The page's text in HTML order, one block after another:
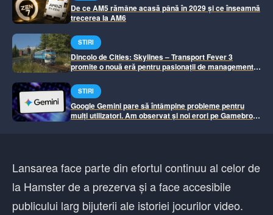
De ce AM5 rămâne acasă până în 2029 și ce înseamnă
trecerea la AM6
STIRI
Dincolo de Cities: Skylines – Transport Fever 3
promite o nouă eră pentru pasionații de management
STIRI
Google Gemini pare să întâmpine probleme pentru
mulți utilizatori. Am observat și noi erori pe Gamebros.
Lansarea face parte din efortul continuu al celor de
la Hamster de a prezerva și a face accesibile
publicului larg bijuterii ale istoriei jocurilor video.